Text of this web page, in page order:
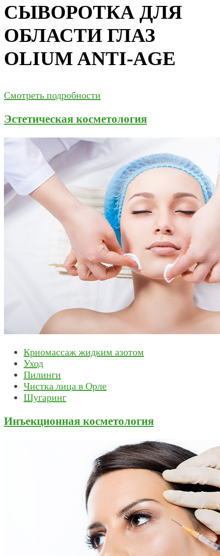
СЫВОРОТКА ДЛЯ
ОБЛАСТИ ГЛАЗ
OLIUM ANTI-AGE
Смотреть подробности
Эстетическая косметология
Криомассаж жидким азотом
Уход
Пилинги
Чистка лица в Орле
Шугаринг
Инъекционная косметология